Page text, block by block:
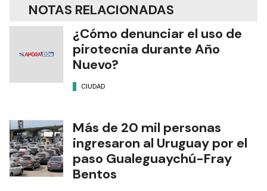
NOTAS RELACIONADAS
¿Cómo denunciar el uso de
pirotecnia durante Año
Nuevo?
CIUDAD
Más de 20 mil personas
ingresaron al Uruguay por el
paso Gualeguaychú-Fray
Bentos